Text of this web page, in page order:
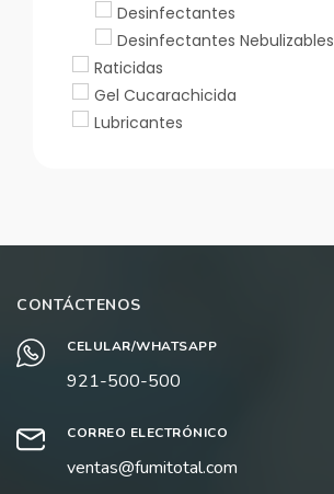
Desinfectantes
Desinfectantes Nebulizables
Raticidas
Gel Cucarachicida
Lubricantes
CONTÁCTENOS
CELULAR/WHATSAPP
921-500-500
CORREO ELECTRÓNICO
ventas@fumitotal.com